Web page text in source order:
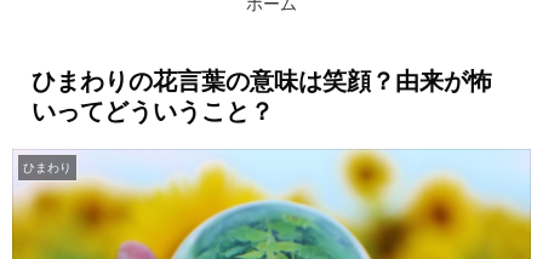
ホーム
ひまわりの花言葉の意味は笑顔？由来が怖
いってどういうこと？
ひまわり